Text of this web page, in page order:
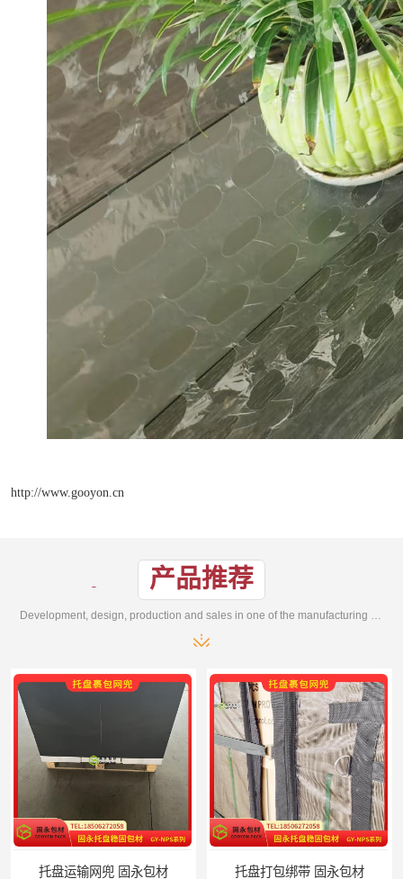
http://www.gooyon.cn
产品推荐
Development, design, production and sales in one of the manufacturing enterprises
托盘运输网兜 固永包材 托盘打包绑带 固永包材